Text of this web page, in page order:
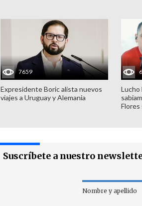
7659
Expresidente Boric alista nuevos
viajes a Uruguay y Alemania
Lucho
Flores
Suscríbete a nuestro
Nombre y apellido